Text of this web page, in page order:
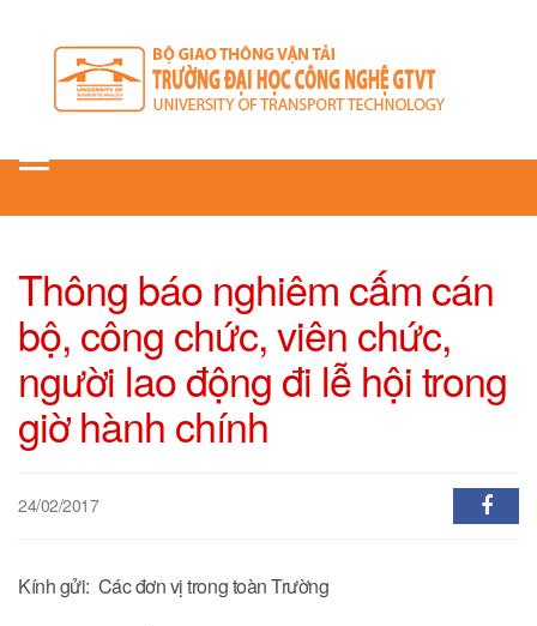
Toggle
Thông báo nghiêm cấm cán
bộ, công chức, viên chức,
người lao động đi lễ hội trong
giờ hành chính
24/02/2017
Kính gửi: Các đơn vị trong toàn Trường